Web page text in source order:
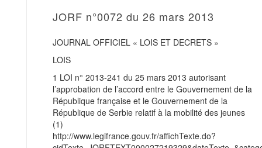
JORF n°0072 du 26 mars 2013
JOURNAL OFFICIEL « LOIS ET DECRETS »
LOIS
1 LOI n° 2013-241 du 25 mars 2013 autorisant
l’approbation de l’accord entre le Gouvernement de la
République française et le Gouvernement de la
République de Serbie relatif à la mobilité des jeunes
(1)
http://www.legifrance.gouv.fr/affichTexte.do?